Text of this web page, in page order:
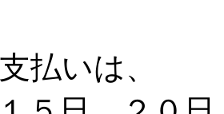
払いは、